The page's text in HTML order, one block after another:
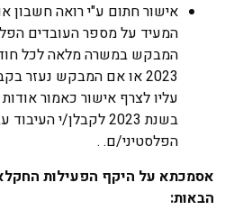
אישור חתום ע"י רואה חשבון
המעיד על מספר העובדים
עליו לצרף אישור כאמור
בשנת 2023 לקבלן/י
הפלסטיני/ם. .
אסמכתא על היקף הפעילות
הבאות: